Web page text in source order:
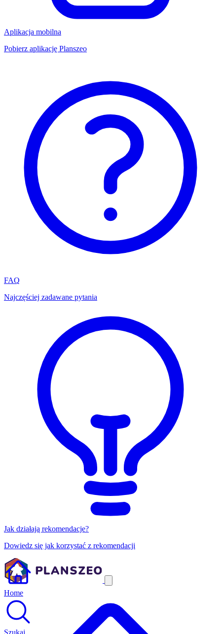
Aplikacja mobilna
Pobierz aplikację Planszeo
FAQ
Najczęściej zadawane pytania
Jak działają rekomendacje?
Dowiedz się jak korzystać z rekomendacji
Home
Szukaj